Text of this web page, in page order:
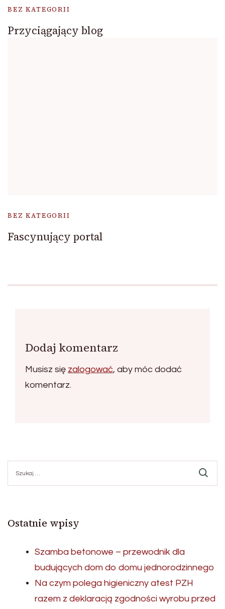
BEZ KATEGORII
Przyciągający blog
BEZ KATEGORII
Fascynujący portal
Dodaj komentarz
Musisz się zalogować, aby móc dodać
komentarz.
Ostatnie wpisy
Szamba betonowe – przewodnik dla
budujących dom do domu jednorodzinnego
Na czym polega higieniczny atest PZH
razem z deklaracją zgodności wyrobu przed